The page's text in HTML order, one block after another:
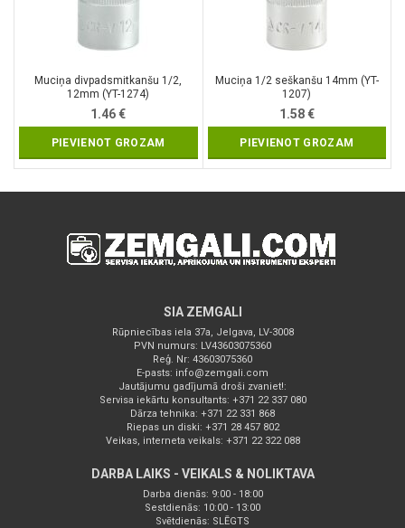
Muciņa divpadsmitkanšu 1/2,
12mm (YT-1274)
1.46€
PIEVIENOT GROZAM
Muciņa 1/2 seškanšu 14mm (YT-
1207)
1.58€
PIEVIENOT GROZAM
SIA ZEMGALI
Rūpniecības iela 37a, Jelgava, LV-3008
PVN numurs: LV43603075360
Reģ. Nr: 43603075360
E-pasts: info@zemgali.com
Jautājumu gadījumā droši zvaniet!:
Servisa iekārtu konsultants: +371 22 337 080
Dārza tehnika: +371 22 331 868
Riepas un diski: +371 28 457 802
Veikas, interneta veikals: +371 22 322 088
DARBA LAIKS - VEIKALS & NOLIKTAVA
Darba dienās: 9:00 - 18:00
Sestdienās: 10:00 - 13:00
Svētdienās: SLĒGTS